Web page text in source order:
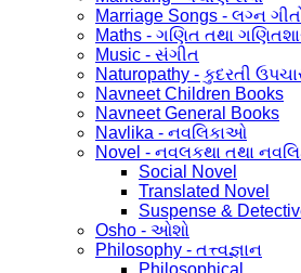
Marriage Songs - લગ્ન
Maths - ગણિત તથા
Music - સંગીત
Naturopathy - કુદરતી
Navneet Children Books
Navneet General Books
Navlika - નવલિકાઓ
Novel - નવલકથા તથા
Social Novel
Translated Novel
Suspense &
Osho - ઓશો
Philosophy - તત્ત્વજ્ઞાન
Philosophical